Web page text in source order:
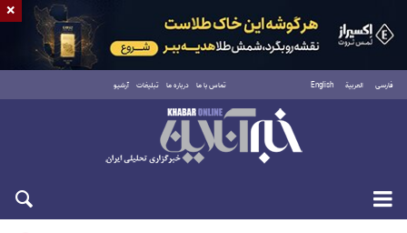
فارسی العربية English تماس با ما درباره ما تبلیغات آرشیو
جمعه ۱۶ مرداد ۱۴۰۵
×